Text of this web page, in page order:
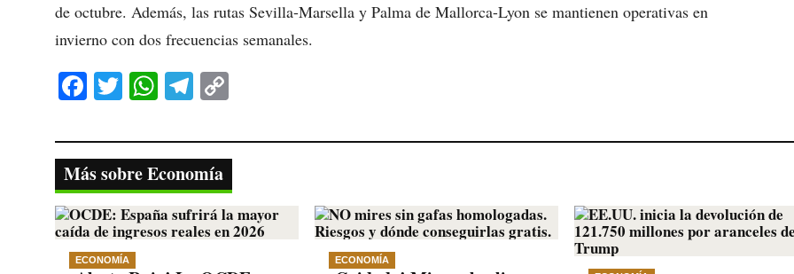
de octubre. Además, las rutas Sevilla-Marsella y Palma de Mallorca-Lyon se mantienen operativas en
invierno con dos frecuencias semanales.
Fa
ce
bo
ok
T
wi
tte
r
W
ha
ts
A
pp
Te
le
gr
a
m
y
Li
nk
Más sobre Economía
ECONOMÍA ECONOMÍA